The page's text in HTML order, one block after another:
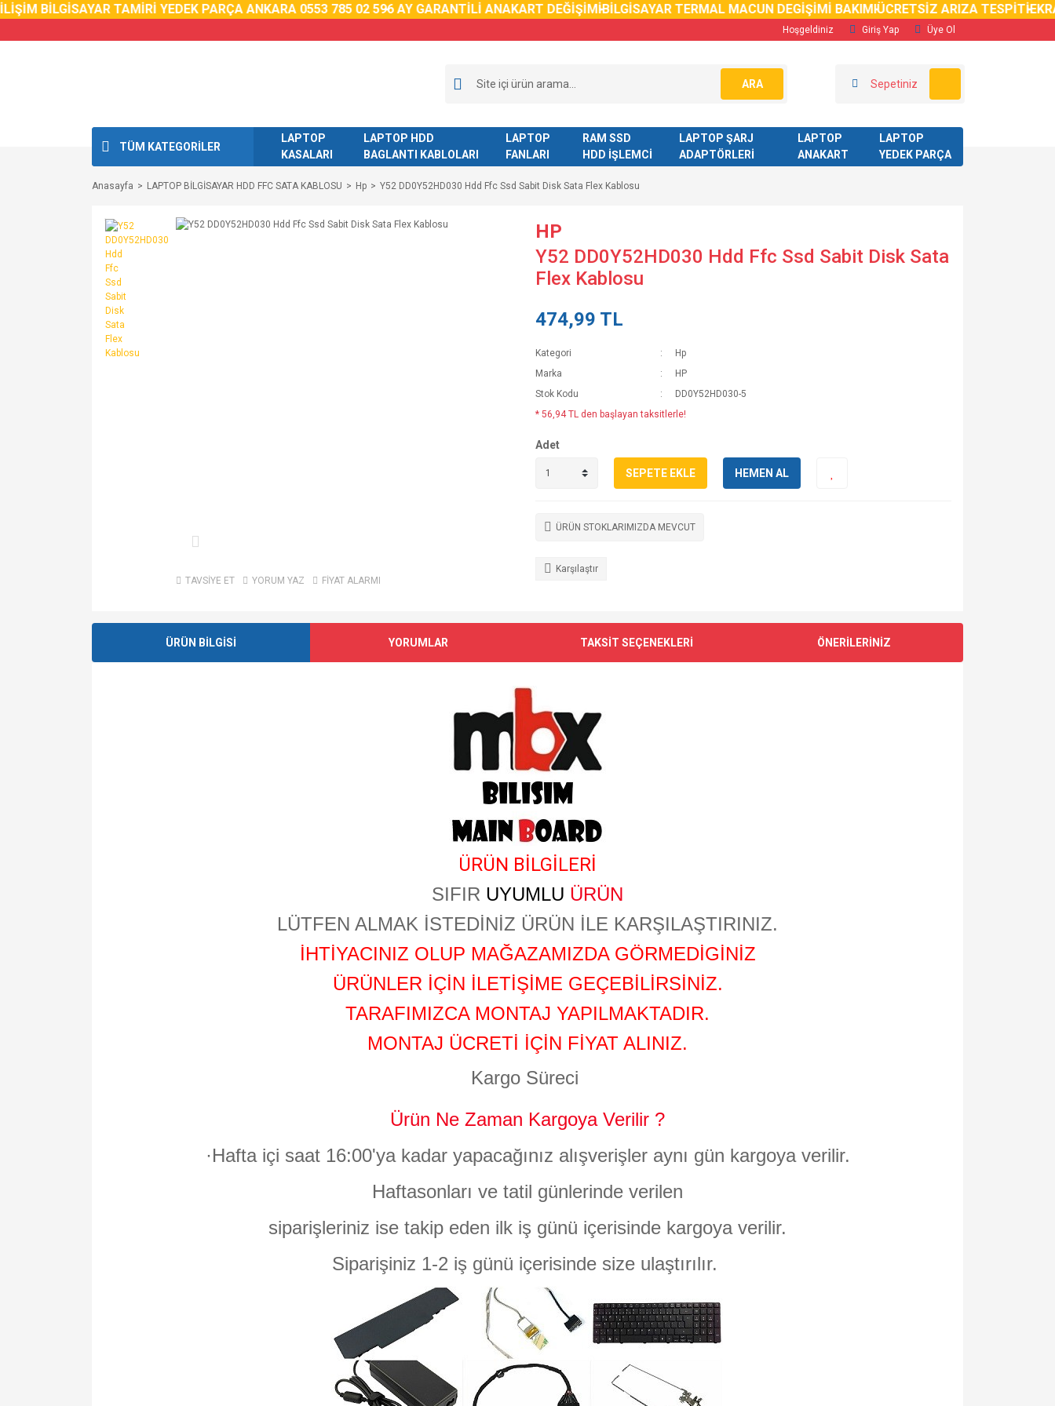
BİLGİSAYAR TAMİRİ YEDEK PARÇA ANKARA 0553 785 02 596 AY GARANTİLİ ANAKART DEĞİŞİMİBİLGİSAYAR TERMAL MACUN DEGİŞİMİ BAKIMIÜCRETSİZ ARIZA TESPİTİ
Hoşgeldiniz Giriş Yap Üye Ol
ARA Sepetiniz
TÜM KATEGORİLER
LAPTOP
KASALARI
LAPTOP HDD
BAGLANTI KABLOLARI
LAPTOP
FANLARI
RAM SSD
HDD İŞLEMCİ
LAPTOP ŞARJ
ADAPTÖRLERİ
LAPTOP
ANAKART
LAPTOP
YEDEK PARÇA
Anasayfa LAPTOP BİLGİSAYAR HDD FFC SATA KABLOSU Hp Y52 DD0Y52HD030 Hdd Ffc Ssd Sabit Disk Sata Flex Kablosu
TAVSİYE ET YORUM YAZ FİYAT ALARMI
HP
Y52 DD0Y52HD030 Hdd Ffc Ssd Sabit Disk Sata
Flex Kablosu
474,99 TL
Kategori
Hp
Marka
HP
Stok Kodu
DD0Y52HD030-5
* 56,94 TL den başlayan taksitlerle!
Adet
SEPETE EKLE HEMEN AL
ÜRÜN STOKLARIMIZDA MEVCUT
Karşılaştır
ÜRÜN BİLGİSİ YORUMLAR TAKSİT SEÇENEKLERİ ÖNERİLERİNİZ
ÜRÜN BİLGİLERİ
SIFIR UYUMLU ÜRÜN
LÜTFEN ALMAK İSTEDİNİZ ÜRÜN İLE KARŞILAŞTIRINIZ.
İHTİYACINIZ OLUP MAĞAZAMIZDA GÖRMEDİGİNİZ
ÜRÜNLER İÇİN İLETİŞİME GEÇEBİLİRSİNİZ.
TARAFIMIZCA MONTAJ YAPILMAKTADIR.
MONTAJ ÜCRETİ İÇİN FİYAT ALINIZ.
Kargo Süreci
Ürün Ne Zaman Kargoya Verilir ?
·Hafta içi saat 16:00'ya kadar yapacağınız alışverişler aynı gün kargoya verilir.
Haftasonları ve tatil günlerinde verilen
siparişleriniz ise takip eden ilk iş günü içerisinde kargoya verilir.
Siparişiniz 1-2 iş günü içerisinde size ulaştırılır.